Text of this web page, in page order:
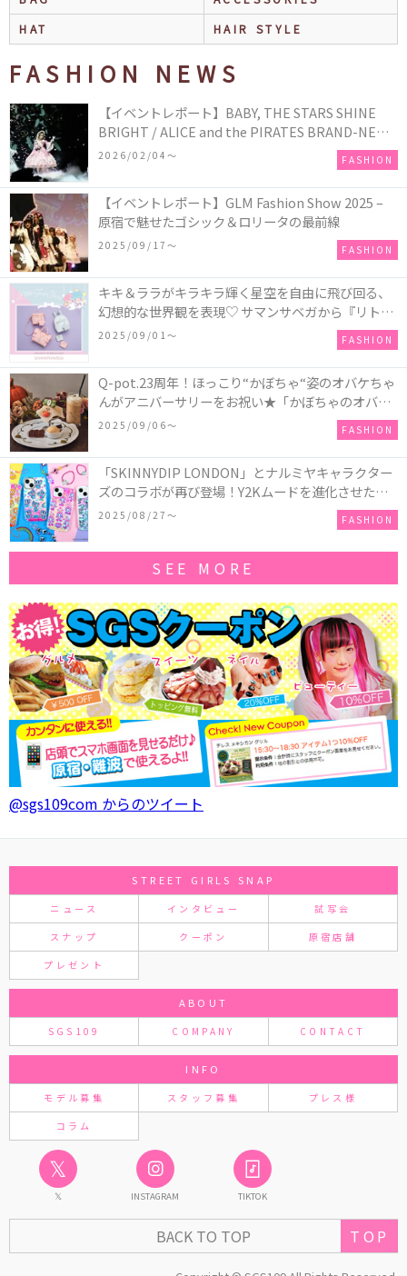
HAT
HAIR STYLE
FASHION NEWS
【イベントレポート】BABY, THE STARS SHINE
BRIGHT / ALICE and the PIRATES BRAND-NEW
COLLECTION in TOKYO
2026/02/04〜 FASHION
【イベントレポート】GLM Fashion Show 2025 –
原宿で魅せたゴシック＆ロリータの最前線
2025/09/17〜 FASHION
キキ＆ララがキラキラ輝く星空を自由に飛び回る、
幻想的な世界観を表現♡ サマンサベガから『リトル
ツインスターズ』50周年アニバーサリーイヤー』を
2025/09/01〜 FASHION
Q-pot.23周年！ほっこり“かぼちゃ“姿のオバケちゃ
んがアニバーサリーをお祝い★「かぼちゃのオバケ
ーキアクセサリー」が新発売！Q-pot CAFE.では
「かぼちゃのオバケーキプレート」も登場
2025/09/06〜 FASHION
「SKINNYDIP LONDON」とナルミヤキャラクター
ズのコラボが再び登場！Y2Kムードを進化させた新
作コレクションを発売♪
2025/08/27〜 FASHION
SEE MORE
@sgs109com からのツイート
STREET GIRLS SNAP
ニュース インタビュー 試写会
スナップ クーポン 原宿店舗
プレゼント
ABOUT
SGS109 COMPANY CONTACT
INFO
モデル募集 スタッフ募集 プレス様
コラム
𝕏
𝕏 INSTAGRAM TIKTOK
BACK TO TOP TOP